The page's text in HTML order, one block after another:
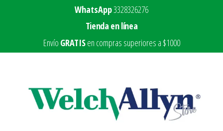
WhatsApp3328326276
Tienda en línea
Envío GRATISen compras superiores a $1000